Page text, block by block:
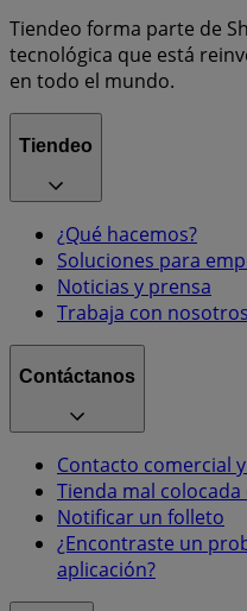
Tiendeo forma parte de
tecnológica que está
en todo el mundo.
Tiendeo
¿Qué hacemos?
Soluciones para
Noticias y prensa
Trabaja con nosotros
Contáctanos
Contacto comercial
Tienda mal colocada
Notificar un folleto
¿Encontraste un
aplicación?